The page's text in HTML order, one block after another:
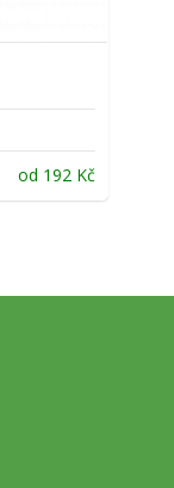
od 192 Kč